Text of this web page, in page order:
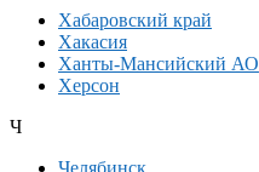
Хабаровский край
Хакасия
Ханты-Мансийский АО
Херсон
Ч